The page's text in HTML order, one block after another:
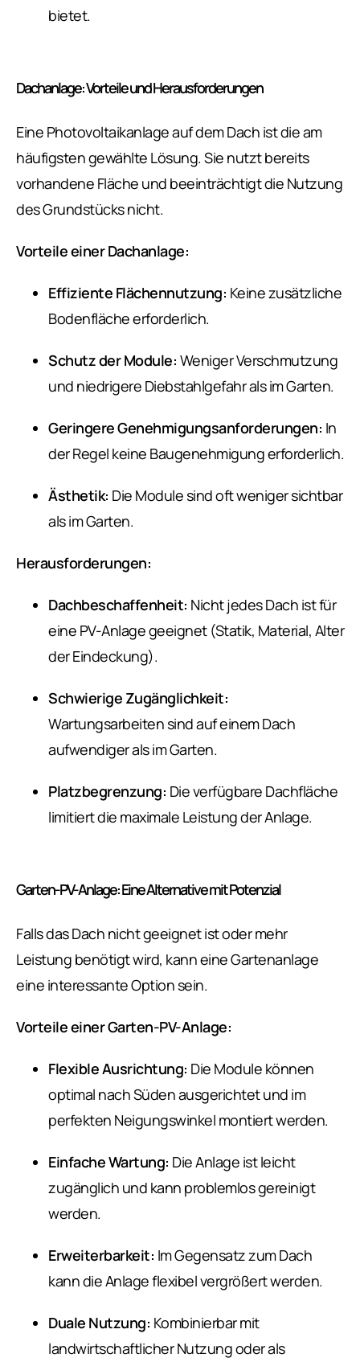
bietet.
Dachanlage: Vorteile und Herausforderungen
Eine Photovoltaikanlage auf dem Dach ist die am
häufigsten gewählte Lösung. Sie nutzt bereits
vorhandene Fläche und beeinträchtigt die Nutzung
des Grundstücks nicht.
Vorteile einer Dachanlage:
Effiziente Flächennutzung: Keine zusätzliche
Bodenfläche erforderlich.
Schutz der Module: Weniger Verschmutzung
und niedrigere Diebstahlgefahr als im Garten.
Geringere Genehmigungsanforderungen: In
der Regel keine Baugenehmigung erforderlich.
Ästhetik: Die Module sind oft weniger sichtbar
als im Garten.
Herausforderungen:
Dachbeschaffenheit: Nicht jedes Dach ist für
eine PV-Anlage geeignet (Statik, Material, Alter
der Eindeckung).
Schwierige Zugänglichkeit:
Wartungsarbeiten sind auf einem Dach
aufwendiger als im Garten.
Platzbegrenzung: Die verfügbare Dachfläche
limitiert die maximale Leistung der Anlage.
Garten-PV-Anlage: Eine Alternative mit Potenzial
Falls das Dach nicht geeignet ist oder mehr
Leistung benötigt wird, kann eine Gartenanlage
eine interessante Option sein.
Vorteile einer Garten-PV-Anlage:
Flexible Ausrichtung: Die Module können
optimal nach Süden ausgerichtet und im
perfekten Neigungswinkel montiert werden.
Einfache Wartung: Die Anlage ist leicht
zugänglich und kann problemlos gereinigt
werden.
Erweiterbarkeit: Im Gegensatz zum Dach
kann die Anlage flexibel vergrößert werden.
Duale Nutzung: Kombinierbar mit
landwirtschaftlicher Nutzung oder als